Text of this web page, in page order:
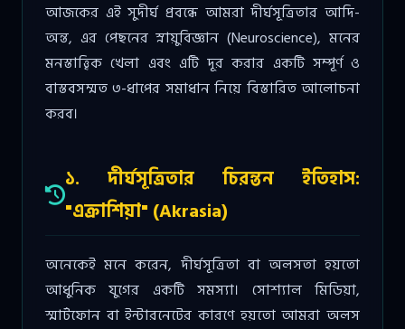
আজকের এই সুদীর্ঘ প্রবন্ধে আমরা দীর্ঘসূত্রিতার আদি-
অন্ত, এর পেছনের স্নায়ুবিজ্ঞান (Neuroscience), মনের
মনস্তাত্ত্বিক খেলা এবং এটি দূর করার একটি সম্পূর্ণ ও
বাস্তবসম্মত ৩-ধাপের সমাধান নিয়ে বিস্তারিত আলোচনা
করব।
১. দীর্ঘসূত্রিতার চিরন্তন ইতিহাস:
"এক্রাশিয়া" (Akrasia)
অনেকেই মনে করেন, দীর্ঘসূত্রিতা বা অলসতা হয়তো
আধুনিক যুগের একটি সমস্যা। সোশ্যাল মিডিয়া,
স্মার্টফোন বা ইন্টারনেটের কারণে হয়তো আমরা অলস